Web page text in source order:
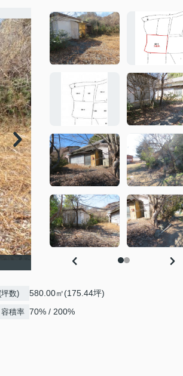
数) 580.00㎡(175.44坪)
積率 70% / 200%